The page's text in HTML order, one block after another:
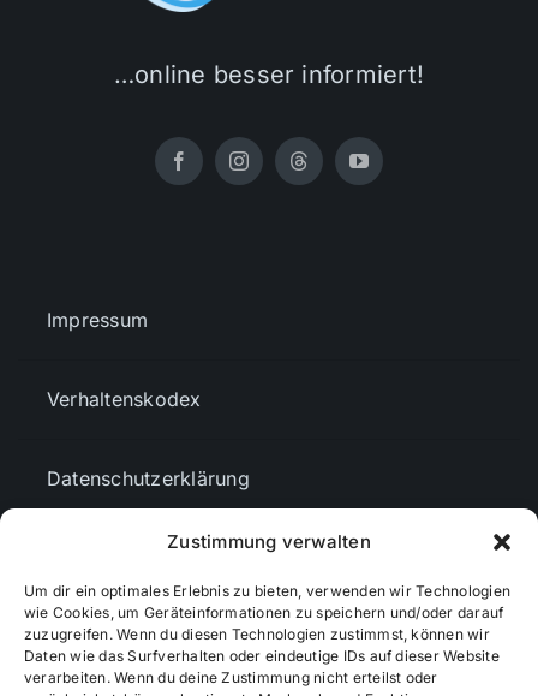
Zustimmung verwalten
Um dir ein optimales Erlebnis zu bieten, verwenden wir Technologien
wie Cookies, um Geräteinformationen zu speichern und/oder darauf
zuzugreifen. Wenn du diesen Technologien zustimmst, können wir
Daten wie das Surfverhalten oder eindeutige IDs auf dieser Website
verarbeiten. Wenn du deine Zustimmung nicht erteilst oder
…online besser informiert!
Impressum
Verhaltenskodex
Datenschutzerklärung
Cookie-Richtlinie (EU)